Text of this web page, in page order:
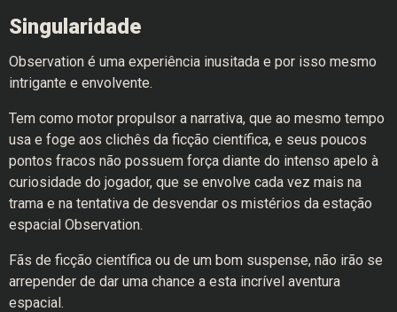
Singularidade
Observation é uma experiência inusitada e por isso mesmo
intrigante e envolvente.
Tem como motor propulsor a narrativa, que ao mesmo tempo
usa e foge aos clichês da ficção científica, e seus poucos
pontos fracos não possuem força diante do intenso apelo à
curiosidade do jogador, que se envolve cada vez mais na
trama e na tentativa de desvendar os mistérios da estação
espacial Observation.
Fãs de ficção científica ou de um bom suspense, não irão se
arrepender de dar uma chance a esta incrível aventura
espacial.